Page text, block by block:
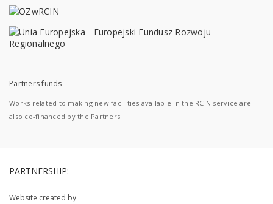
Partners funds
Works related to making new facilities available in the RCIN service are
also co-financed by the Partners.
PARTNERSHIP:
Website created by